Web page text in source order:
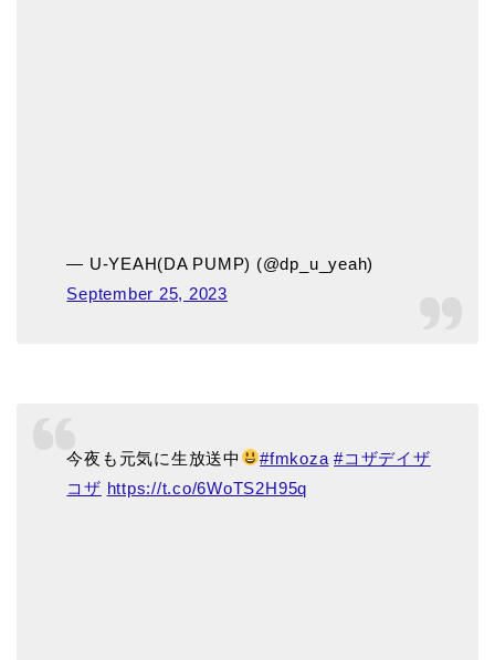
— U-YEAH(DA PUMP) (@dp_u_yeah)
September 25, 2023
今夜も元気に生放送中 #fmkoza #コザデイザ
コザ https://t.co/6WoTS2H95q